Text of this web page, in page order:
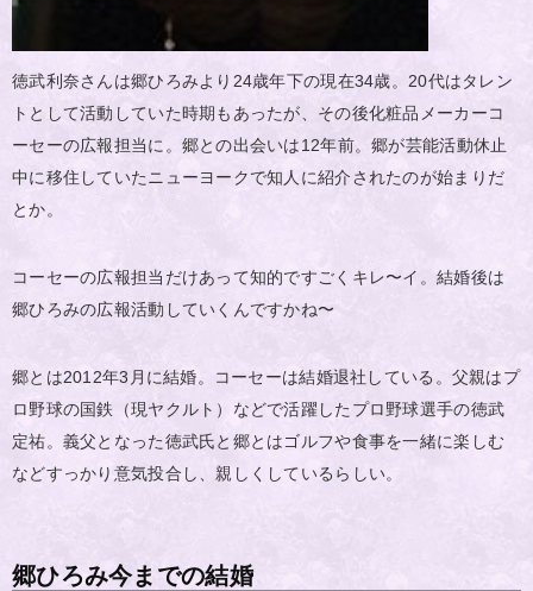
徳武利奈さんは郷ひろみより24歳年下の現在34歳。20代はタレン
トとして活動していた時期もあったが、その後化粧品メーカーコ
ーセーの広報担当に。郷との出会いは12年前。郷が芸能活動休止
中に移住していたニューヨークで知人に紹介されたのが始まりだ
とか。
コーセーの広報担当だけあって知的ですごくキレ〜イ。結婚後は
郷ひろみの広報活動していくんですかね〜
郷とは2012年3月に結婚。コーセーは結婚退社している。父親はプ
ロ野球の国鉄（現ヤクルト）などで活躍したプロ野球選手の徳武
定祐。義父となった徳武氏と郷とはゴルフや食事を一緒に楽しむ
などすっかり意気投合し、親しくしているらしい。
郷ひろみ今までの結婚